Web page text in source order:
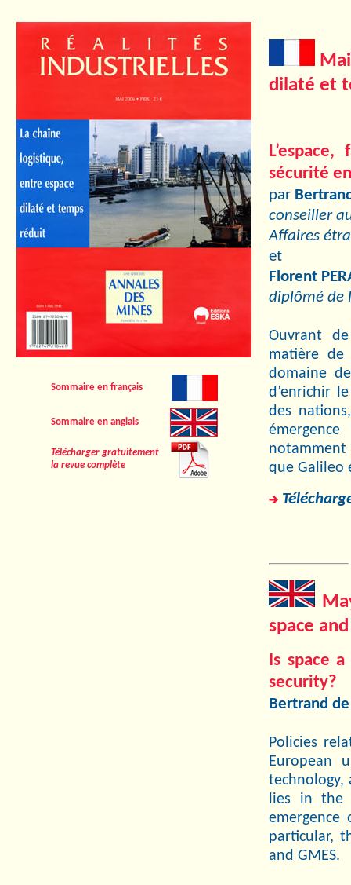
Sommaire en français
Sommaire en anglais
Télécharger gratuitement
la revue complète
dilaté et
sécurité
par
conseiller
Affaires
et
Florent
diplômé de
Ouvrant
matière
domaine
d’enrichir
des
notamment
que Galileo
space
Is space
security?
Bertrand
Policies
European
technology,
lies in the
particular,
and GMES.